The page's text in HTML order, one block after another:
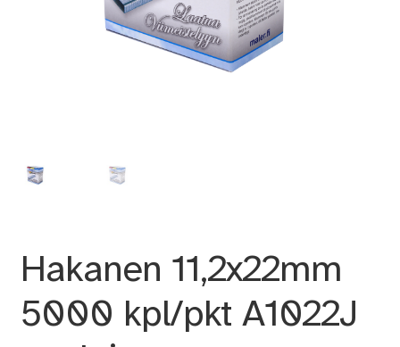
Hakanen 11,2x22mm
5000 kpl/pkt A1022J